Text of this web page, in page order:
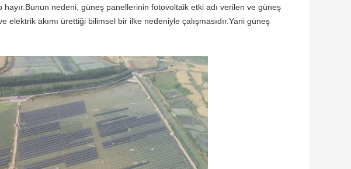
nedeni, güneş panellerinin fotovoltaik etki adı verilen ve güneş
elektrik akımı ürettiği bilimsel bir ilke nedeniyle çalışmasıdır.Yani güneş